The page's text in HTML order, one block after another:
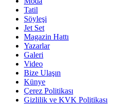
Tatil
Söyleşi
Jet Set
Magazin Hattı
Yazarlar
Galeri
Video
Bize Ulaşın
Künye
Çerez Politikası
Gizlilik ve KVK Politikası